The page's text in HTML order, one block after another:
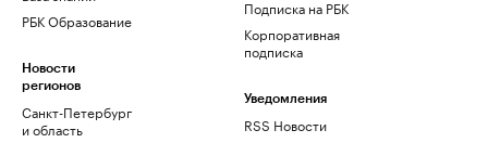
РБК Образование
Новости
регионов
Санкт-Петербург
и область
Подписка на РБК
Корпоративная
подписка
Уведомления
RSS Новости